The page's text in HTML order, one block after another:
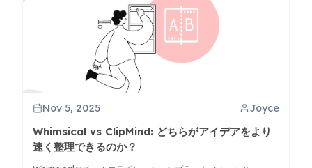
Nov 5, 2025 Joyce
Whimsical vs ClipMind: どちらがアイデアをより
速く整理できるのか？